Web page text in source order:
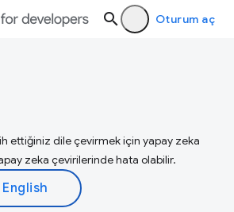
Oturum aç
ettiğiniz dile çevirmek için yapay zeka
zeka çevirilerinde hata olabilir.